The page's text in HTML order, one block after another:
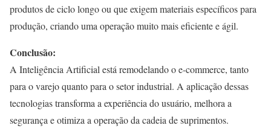
produtos de ciclo longo ou que exigem materiais específicos para
produção, criando uma operação muito mais eficiente e ágil.
Conclusão:
A Inteligência Artificial está remodelando o e-commerce, tanto
para o varejo quanto para o setor industrial. A aplicação dessas
tecnologias transforma a experiência do usuário, melhora a
segurança e otimiza a operação da cadeia de suprimentos.